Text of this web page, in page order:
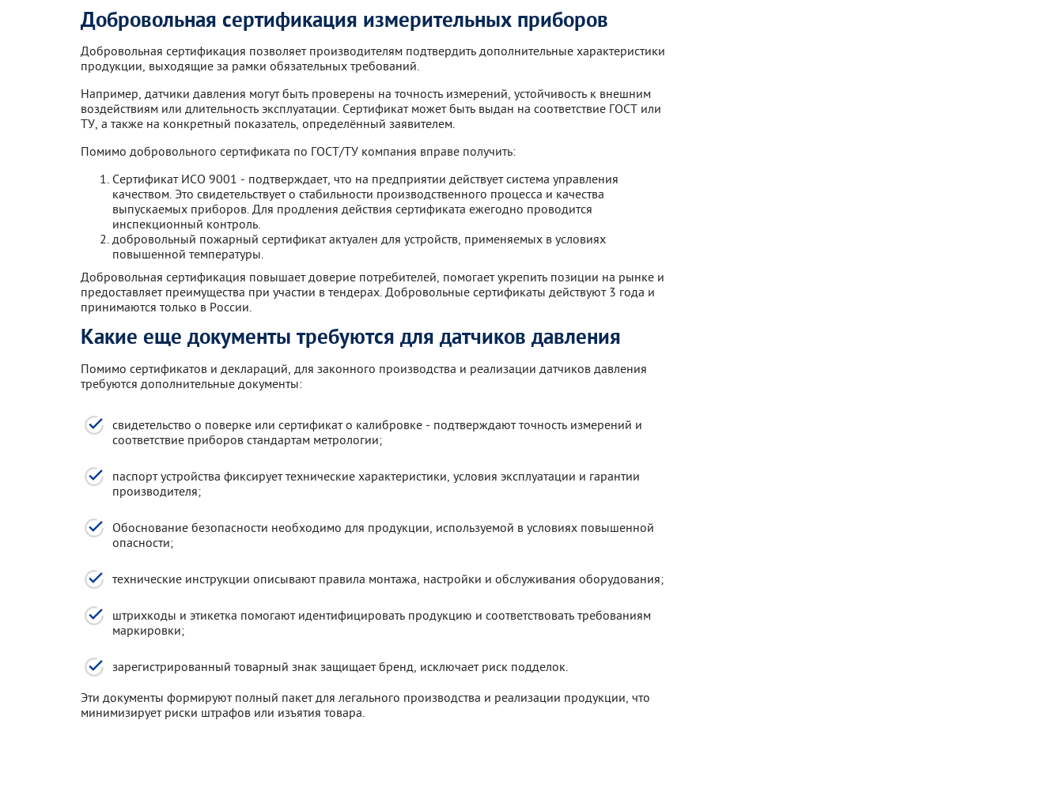
Добровольная сертификация измерительных приборов
Добровольная сертификация позволяет производителям подтвердить дополнительные характеристики
продукции, выходящие за рамки обязательных требований.
Например, датчики давления могут быть проверены на точность измерений, устойчивость к внешним
воздействиям или длительность эксплуатации. Сертификат может быть выдан на соответствие ГОСТ или
ТУ, а также на конкретный показатель, определённый заявителем.
Помимо добровольного сертификата по ГОСТ/ТУ компания вправе получить:
Сертификат ИСО 9001 - подтверждает, что на предприятии действует система управления
качеством. Это свидетельствует о стабильности производственного процесса и качества
выпускаемых приборов. Для продления действия сертификата ежегодно проводится
инспекционный контроль.
добровольный пожарный сертификат актуален для устройств, применяемых в условиях
повышенной температуры.
Добровольная сертификация повышает доверие потребителей, помогает укрепить позиции на рынке и
предоставляет преимущества при участии в тендерах. Добровольные сертификаты действуют 3 года и
принимаются только в России.
Какие еще документы требуются для датчиков давления
Помимо сертификатов и деклараций, для законного производства и реализации датчиков давления
требуются дополнительные документы:
свидетельство о поверке или сертификат о калибровке - подтверждают точность измерений и
соответствие приборов стандартам метрологии;
паспорт устройства фиксирует технические характеристики, условия эксплуатации и гарантии
производителя;
Обоснование безопасности необходимо для продукции, используемой в условиях повышенной
опасности;
технические инструкции описывают правила монтажа, настройки и обслуживания оборудования;
штрихкоды и этикетка помогают идентифицировать продукцию и соответствовать требованиям
маркировки;
зарегистрированный товарный знак защищает бренд, исключает риск подделок.
Эти документы формируют полный пакет для легального производства и реализации продукции, что
минимизирует риски штрафов или изъятия товара.